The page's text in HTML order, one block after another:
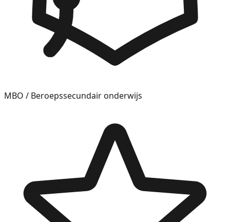
MBO / Beroepssecundair onderwijs